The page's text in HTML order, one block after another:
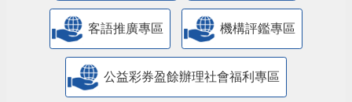
客語推廣專區 機構評鑑專區
公益彩券盈餘辦理社會福利專區